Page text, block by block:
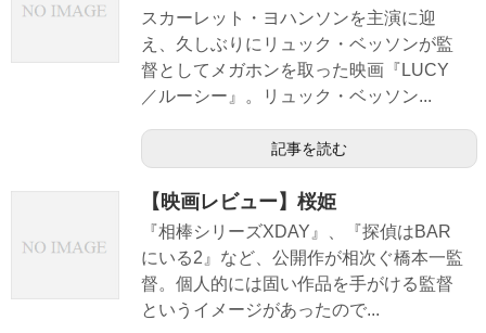
スカーレット・ヨハンソンを主演に迎
え、久しぶりにリュック・ベッソンが監
督としてメガホンを取った映画『LUCY
／ルーシー』。リュック・ベッソン...
記事を読む
【映画レビュー】桜姫
『相棒シリーズXDAY』、『探偵はBAR
にいる2』など、公開作が相次ぐ橋本一監
督。個人的には固い作品を手がける監督
というイメージがあったので...